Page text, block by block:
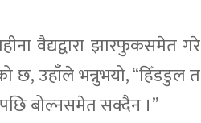
वैद्यद्वारा झारफुकसमेत गरे
छ, उहाँले भन्नुभयो, “हिँडडुल त
बोल्नसमेत सक्दैन ।”